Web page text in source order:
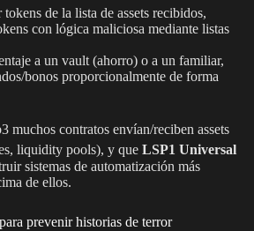
de la lista de assets recibidos,
con lógica maliciosa mediante listas
a un vault (ahorro) o a un familiar,
bonos proporcionalmente de forma
muchos contratos envían/reciben assets
liquidity pools), y que LSP1 Universal
sistemas de automatización más
de ellos.
para prevenir historias de terror